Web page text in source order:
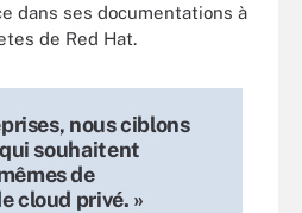
dans ses documentations à
de Red Hat.
nous ciblons
souhaitent
de
cloud privé. »